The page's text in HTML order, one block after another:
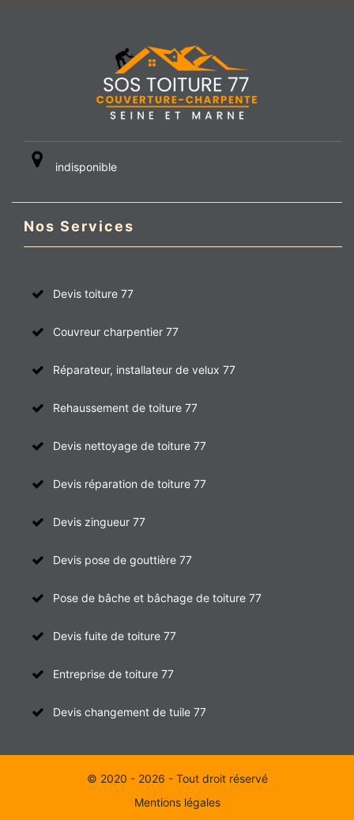
indisponible
Nos Services
Devis toiture 77
Couvreur charpentier 77
Réparateur, installateur de velux 77
Rehaussement de toiture 77
Devis nettoyage de toiture 77
Devis réparation de toiture 77
Devis zingueur 77
Devis pose de gouttière 77
Pose de bâche et bâchage de toiture 77
Devis fuite de toiture 77
Entreprise de toiture 77
Devis changement de tuile 77
© 2020 - 2026 - Tout droit réservé
Mentions légales